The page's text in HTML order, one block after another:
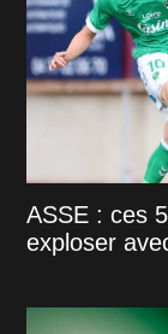
ASSE : ces
exploser